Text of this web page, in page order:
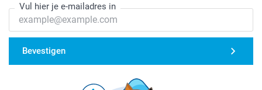
Vul hier je e-mailadres in
Bevestigen